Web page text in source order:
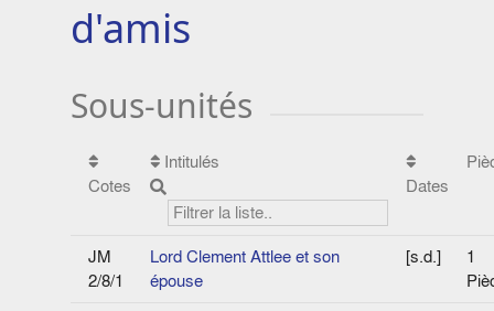
d'amis
Sous-unités
Cotes
Intitulés
Dates
JM
2/8/1
Lord Clement Attlee et son
épouse
[s.d.]
1